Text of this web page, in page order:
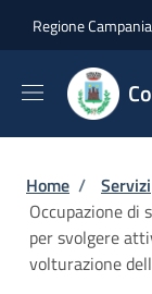
Regione Campania
Briciole
Home / Servizi
Occupazione di
per svolgere
volturazione